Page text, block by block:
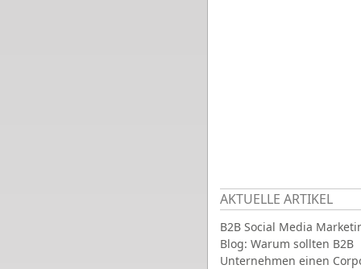
AKTUELLE ARTIKEL
B2B Social Media
Blog: Warum sollten B2B
Unternehmen einen